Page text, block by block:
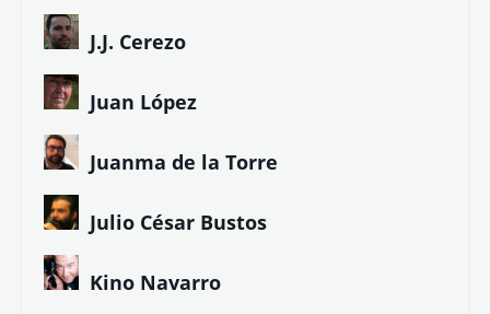
Eduardo Jarén
Eloy González
Ezequiel Marín
Ezequiel Tena
Felipe Company